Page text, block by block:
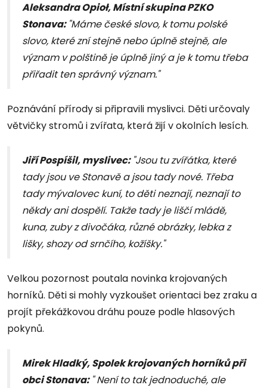
Aleksandra Opioł, Místní skupina PZKO
Stonava: "Máme české slovo, k tomu polské
slovo, které zní stejně nebo úplně stejně, ale
význam v polštině je úplně jiný a je k tomu třeba
přiřadit ten správný význam."
Poznávání přírody si připravili myslivci. Děti určovaly
větvičky stromů i zvířata, která žijí v okolních lesích.
Jiří Pospíšil, myslivec: "Jsou tu zvířátka, které
tady jsou ve Stonavě a jsou tady nové. Třeba
tady mývalovec kuní, to děti neznají, neznají to
někdy ani dospělí. Takže tady je liščí mládě,
kuna, zuby z divočáka, různé obrázky, lebka z
lišky, shozy od srnčího, kožíšky."
Velkou pozornost poutala novinka krojovaných
horníků. Děti si mohly vyzkoušet orientaci bez zraku a
projít překážkovou dráhu pouze podle hlasových
pokynů.
Mirek Hladký, Spolek krojovaných horníků při
obci Stonava: " Není to tak jednoduché, ale